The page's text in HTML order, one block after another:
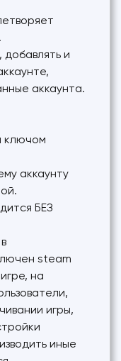
и
аккаунта.
ключом
аккаунту
БЕЗ
steam
на
игры,
иные